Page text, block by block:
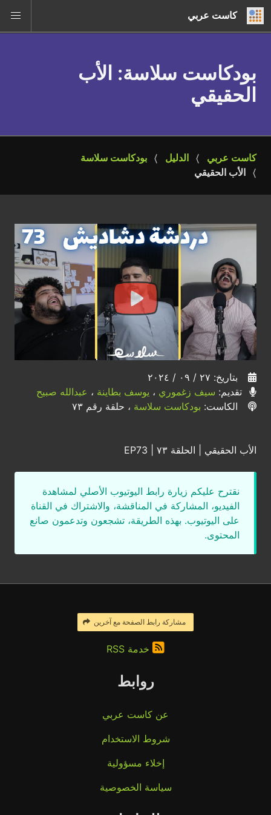
كاست عربي
بودكاست سلاسة: الأب
الحقيقي
كاست عربي الدليل
بودكاست سلاسة
الأب الحقيقي
بتاريخ: ٢٧ / ٠٩ / ٢٠٢٤
تقديم: سيف زغموري ، يوسف بطاينة ، عبدالله صبيح
الكاست: بودكاست سلاسة ، حلقة رقم ٧٣
الأب الحقيقي | الحلقة ٧٣ | EP73
نقترح عليكم زيارة رابط اليوتيوب الأصلي لمشاهدة
الفيديو، المشاركة في المناقشة، والاشتراك في القناة
على اليوتيوب. بهذه الطريقة، تشجعون وتدعمون صانع
المحتوى.
مشاركة رابط الصفحة مع آخرين
خدمة RSS
روابط
عن كاست عربي
شروط الاستخدام
إخلاء مسؤولية
سياسة الخصوصية